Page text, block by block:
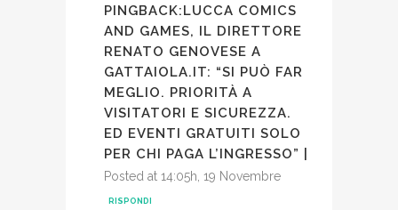
PINGBACK:LUCCA COMICS
AND GAMES, IL DIRETTORE
RENATO GENOVESE A
GATTAIOLA.IT: “SI PUÒ FAR
MEGLIO. PRIORITÀ A
VISITATORI E SICUREZZA.
ED EVENTI GRATUITI SOLO
PER CHI PAGA L’INGRESSO” |
Posted at 14:05h, 19 Novembre
RISPONDI